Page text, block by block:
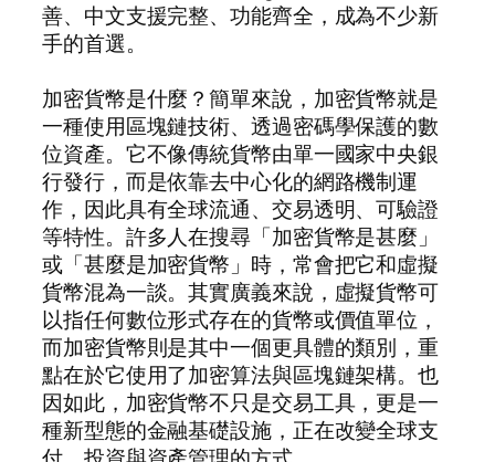
善、中文支援完整、功能齊全，成為不少新
手的首選。
加密貨幣是什麼？簡單來說，加密貨幣就是
一種使用區塊鏈技術、透過密碼學保護的數
位資產。它不像傳統貨幣由單一國家中央銀
行發行，而是依靠去中心化的網路機制運
作，因此具有全球流通、交易透明、可驗證
等特性。許多人在搜尋「加密貨幣是甚麼」
或「甚麼是加密貨幣」時，常會把它和虛擬
貨幣混為一談。其實廣義來說，虛擬貨幣可
以指任何數位形式存在的貨幣或價值單位，
而加密貨幣則是其中一個更具體的類別，重
點在於它使用了加密算法與區塊鏈架構。也
因如此，加密貨幣不只是交易工具，更是一
種新型態的金融基礎設施，正在改變全球支